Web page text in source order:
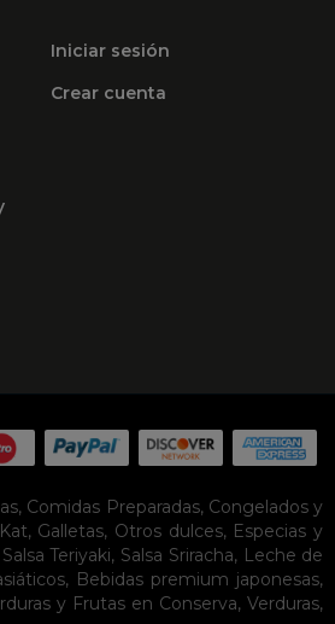
Iniciar sesión
Crear cuenta
, Comidas Preparadas, Congelados y
, Galletas, Otros dulces, Especias y
Salsa Teriyaki, Salsa Sriracha, Leche de
, Bebidas premium japonesas,
y Frutas en Conserva,Verduras,